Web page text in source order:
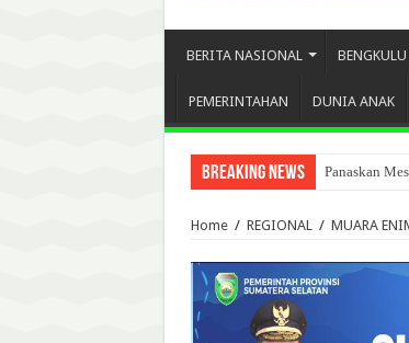
BERITA NASIONAL BENGKULU
PEMERINTAHAN DUNIA ANAK
Breaking News Panaskan
Melalui
Home / REGIONAL / MUARA